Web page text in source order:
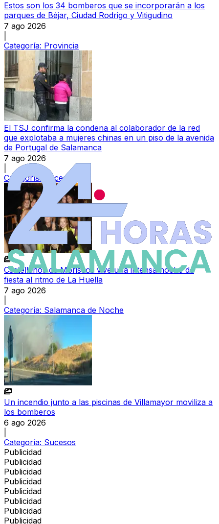
Estos son los 34 bomberos que se incorporarán a los
parques de Béjar, Ciudad Rodrigo y Vitigudino
7 ago 2026
Categoría: Provincia
El TSJ confirma la condena al colaborador de la red
que explotaba a mujeres chinas en un piso de la avenida
de Portugal de Salamanca
7 ago 2026
Categoría:
Sucesos
Castellanos de Moriscos vive una intensa noche de
fiesta al ritmo de La Huella
7 ago 2026
Categoría: Salamanca de Noche
Un incendio junto a las piscinas de Villamayor moviliza a
los bomberos
6 ago 2026
Categoría: Sucesos
Publicidad
Publicidad
Publicidad
Publicidad
Publicidad
Publicidad
Publicidad
Publicidad